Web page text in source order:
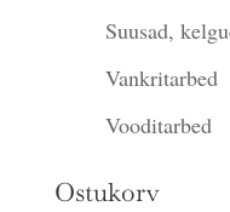
Suusad,
Vankritarbed
Vooditarbed
Ostukorv